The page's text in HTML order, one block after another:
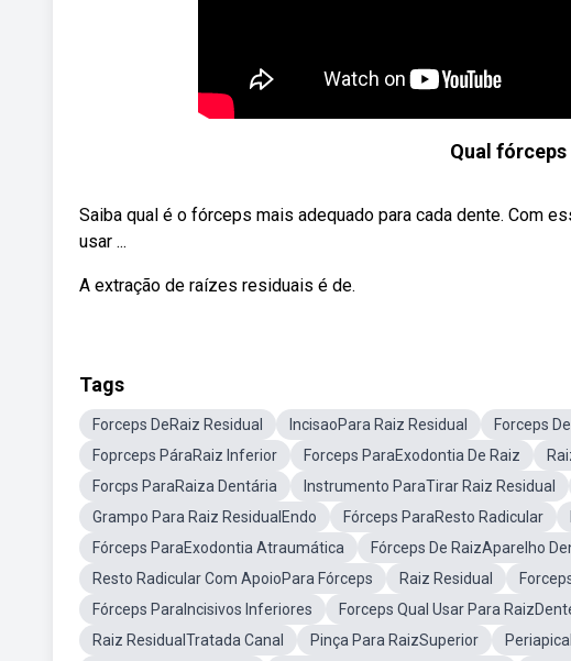
Qual
Saiba qual é o fórceps mais adequado para cada dente. Com
usar ...
A extração de raízes residuais é de.
Tags
Forceps DeRaiz Residual IncisaoPara Raiz Residual Forceps
Foprceps PáraRaiz Inferior
Forceps ParaExodontia De Raiz
Forcps ParaRaiza Dentária
Instrumento ParaTirar Raiz Residual
Grampo Para Raiz ResidualEndo
Fórceps ParaResto Radicular
Fórceps ParaExodontia Atraumática
Fórceps De RaizAparelho
Resto Radicular Com ApoioPara Fórceps
Raiz Residual
Fórceps ParaIncisivos Inferiores
Forceps Qual Usar Para
Raiz ResidualTratada Canal
Pinça Para RaizSuperior